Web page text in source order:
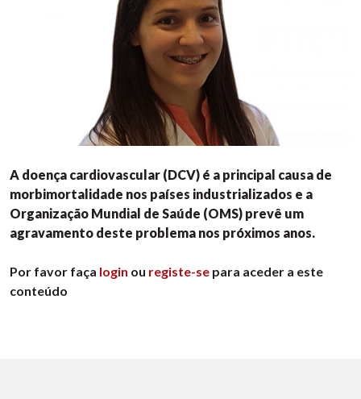
A doença cardiovascular (DCV) é a principal causa de
morbimortalidade nos países industrializados e a
Organização Mundial de Saúde (OMS) prevê um
agravamento deste problema nos próximos anos.
Por favor faça login ou registe-se para aceder a este
conteúdo